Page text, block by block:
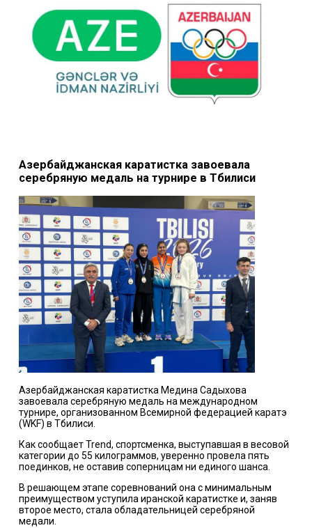
Азербайджанская каратистка завоевала
серебряную медаль на турнире в Тбилиси
Азербайджанская каратистка Медина Садыхова
завоевала серебряную медаль на международном
турнире, организованном Всемирной федерацией каратэ
(WKF) в Тбилиси.
Как сообщает Trend, спортсменка, выступавшая в весовой
категории до 55 килограммов, уверенно провела пять
поединков, не оставив соперницам ни единого шанса.
В решающем этапе соревнований она с минимальным
преимуществом уступила иранской каратистке и, заняв
второе место, стала обладательницей серебряной
медали.